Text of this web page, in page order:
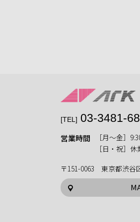
[TEL] 03-3481-
営業時間
［月〜金］
［日・祝］
〒151-0063 東京都渋谷